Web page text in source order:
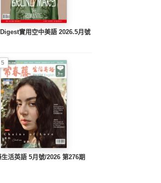
實用空中美語 2026.5月號
5
生活英語 5月號/2026 第276期